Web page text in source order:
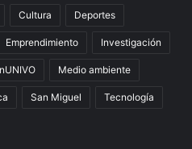
Cultura Deportes
Emprendimiento Investigación
Medio ambiente
San Miguel Tecnología